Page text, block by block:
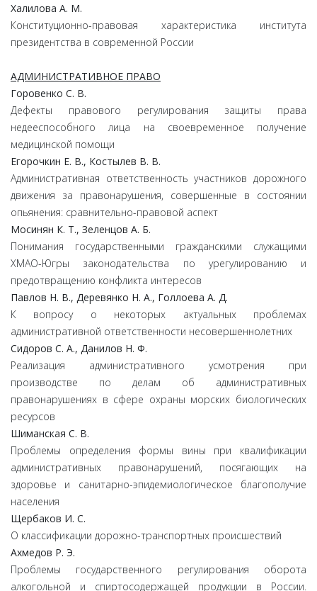
Халилова А. М.
Конституционно-правовая характеристика института
президентства в современной России
АДМИНИСТРАТИВНОЕ ПРАВО
Горовенко С. В.
Дефекты правового регулирования защиты права
недееспособного лица на своевременное получение
медицинской помощи
Егорочкин Е. В., Костылев В. В.
Административная ответственность участников дорожного
движения за правонарушения, совершенные в состоянии
опьянения: сравнительно-правовой аспект
Мосинян К. Т., Зеленцов А. Б.
Понимания государственными гражданскими служащими
ХМАО-Югры законодательства по урегулированию и
предотвращению конфликта интересов
Павлов Н. В., Деревянко Н. А., Голлоева А. Д.
К вопросу о некоторых актуальных проблемах
административной ответственности несовершеннолетних
Сидоров С. А., Данилов Н. Ф.
Реализация административного усмотрения при
производстве по делам об административных
правонарушениях в сфере охраны морских биологических
ресурсов
Шиманская С. В.
Проблемы определения формы вины при квалификации
административных правонарушений, посягающих на
здоровье и санитарно-эпидемиологическое благополучие
населения
Щербаков И. С.
О классификации дорожно-транспортных происшествий
Ахмедов Р. Э.
Проблемы государственного регулирования оборота
алкогольной и спиртосодержащей продукции в России.